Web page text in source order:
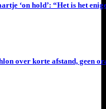
‘on hold’: “Het is het
over korte afstand, geen